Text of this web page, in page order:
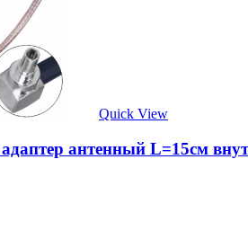
Quick View
антенный L=15см